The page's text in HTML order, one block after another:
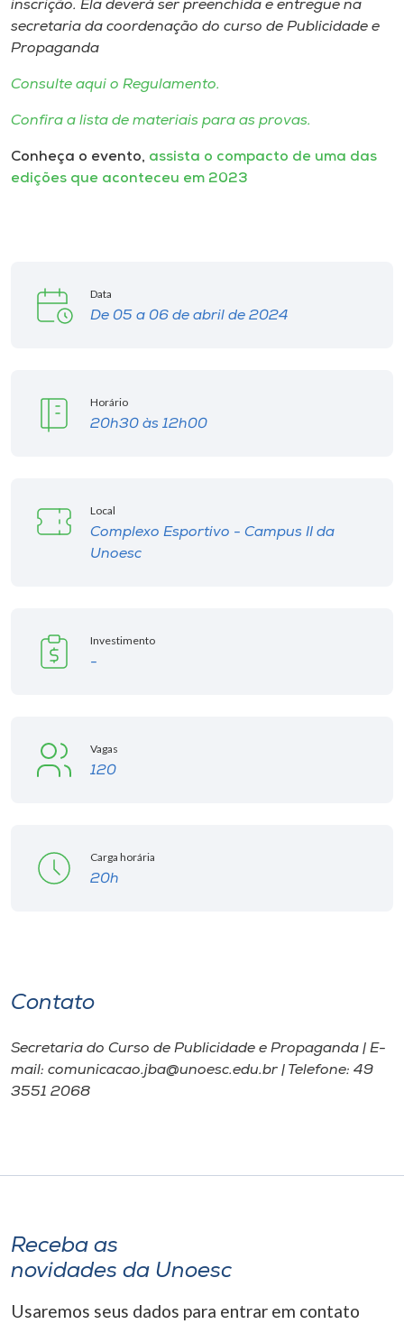
inscrição. Ela deverá ser preenchida e entregue na
secretaria da coordenação do curso de Publicidade e
Propaganda
Consulte aqui o Regulamento.
Confira a lista de materiais para as provas.
Conheça o evento, assista o compacto de uma das
edições que aconteceu em 2023
Data
De 05 a 06 de abril de 2024
Horário
20h30 às 12h00
Local
Complexo Esportivo - Campus II da
Unoesc
Investimento
-
Vagas
120
Carga horária
20h
Contato
Secretaria do Curso de Publicidade e Propaganda | E-
mail: comunicacao.jba@unoesc.edu.br | Telefone: 49
3551 2068
Receba as
novidades da Unoesc
Usaremos seus dados para entrar em contato